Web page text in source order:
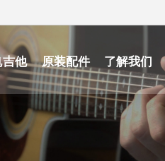
吉他 原装配件 了解我们